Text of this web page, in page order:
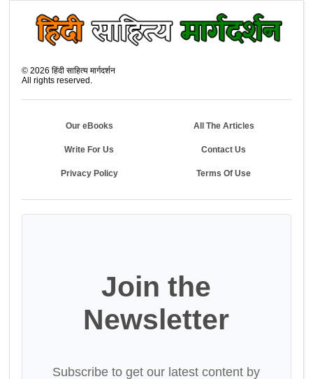
©2026 हिंदी साहित्य मार्गदर्शन
All rights reserved.
Our eBooks All The Articles
Write For Us Contact Us
Privacy Policy Terms Of Use
Join the
Newsletter
Subscribe to get our latest content by